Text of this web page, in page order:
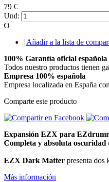
79 €
Und:
O
| Añadir a la lista de
100% Garantía oficial
Todos nuestro productos tienen
Empresa 100% española
Empresa localizada en España
Comparte este producto
Expansión EZX para
Completa y absoluta oscuridad
EZX Dark Matter presenta dos
Más información